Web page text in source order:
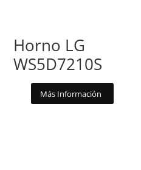
Horno LG
WS5D7210S
Más Información